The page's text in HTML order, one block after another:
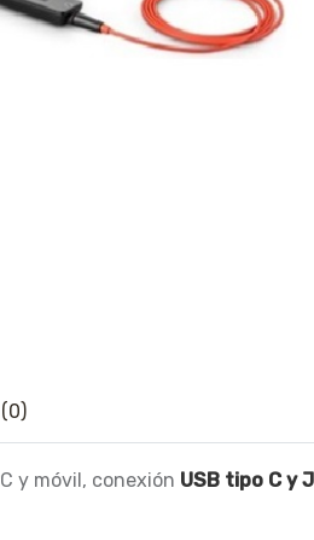
y móvil, conexión USB tipo C y